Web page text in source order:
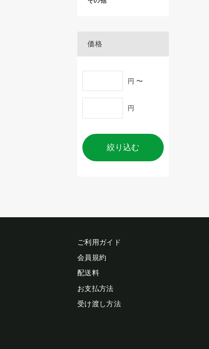
価格
円 〜
円
絞り込む
ご利用ガイド
会員規約
配送料
お支払方法
受け渡し方法